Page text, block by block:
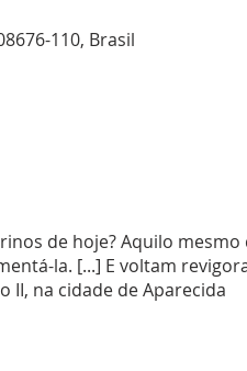
110, Brasil
de hoje? Aquilo
la. [...] E voltam
II, na cidade de Aparecida